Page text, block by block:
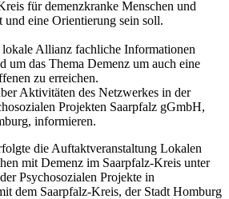
für demenzkranke Menschen und
und eine Orientierung sein soll.
Allianz fachliche Informationen
um das Thema Demenz um auch eine
zu erreichen.
Aktivitäten des Netzwerkes in der
Projekten Saarpfalz gGmbH,
informieren.
die Auftaktveranstaltung Lokalen
mit Demenz im Saarpfalz-Kreis unter
Psychosozialen Projekte in
dem Saarpfalz-Kreis, der Stadt Homburg